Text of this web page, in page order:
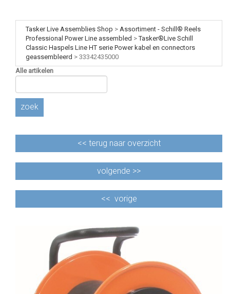
Tasker Live Assemblies Shop > Assortiment - Schill® Reels
Professional Power Line assembled >Tasker®Live Schill
Classic Haspels Line HT serie Power kabel en connectors
geassembleerd > 33342435000
Alle artikelen
zoek
<< terug naar overzicht
volgende >>
<< vorige